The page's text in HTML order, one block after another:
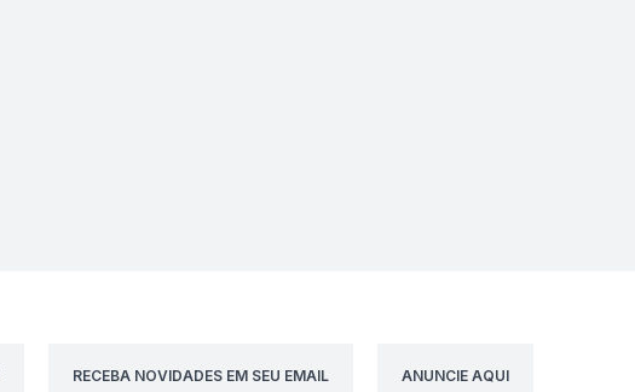
RECEBA NOVIDADES EM SEU EMAIL ANUNCIE AQUI